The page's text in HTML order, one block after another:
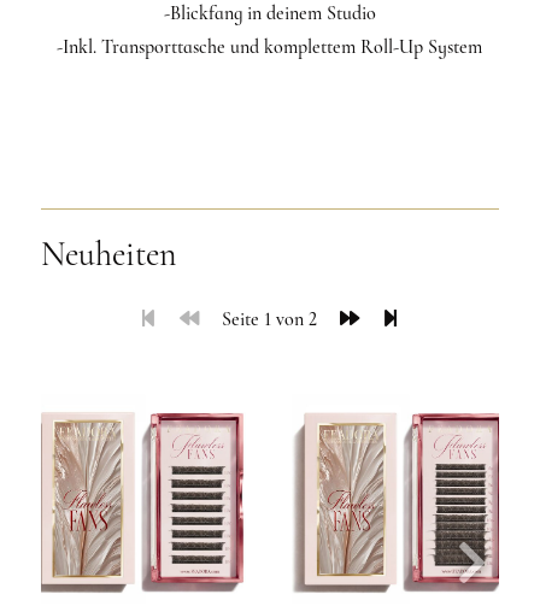
-Blickfang in deinem Studio
-Inkl. Transporttasche und komplettem Roll-Up System
Neuheiten
Seite 1 von 2